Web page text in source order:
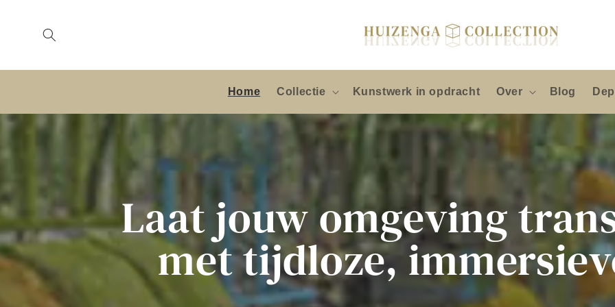
content
Home Collectie Kunstwerk in opdracht Over Blog
Laat jouw omgeving
met tijdloze,